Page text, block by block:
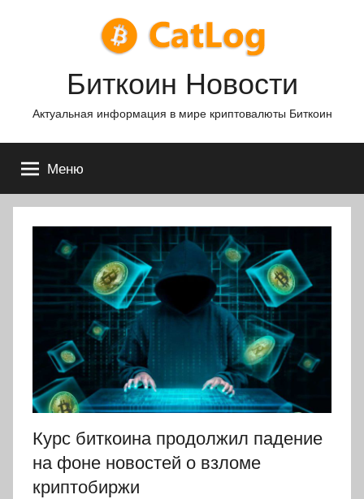
Биткоин Новости
Актуальная информация в мире криптовалюты Биткоин
Меню
Курс биткоина продолжил падение
на фоне новостей о взломе
криптобиржи